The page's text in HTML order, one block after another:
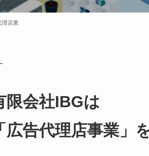
理店業
限会社IBGは
「広告代理店事業」